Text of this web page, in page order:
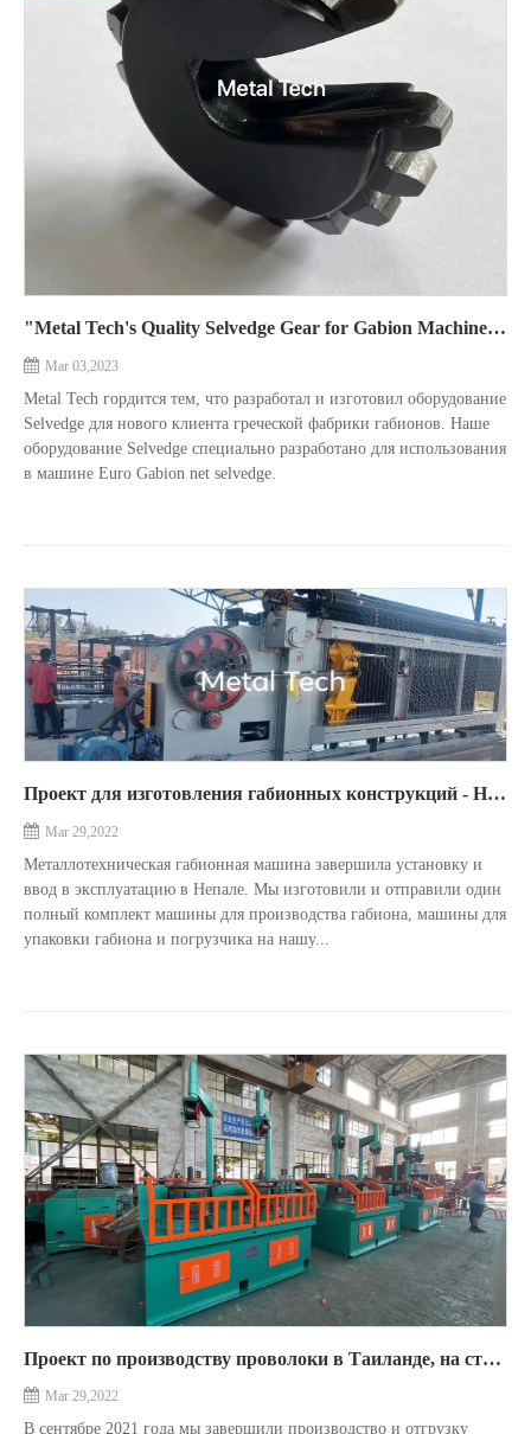
"Metal Tech's Quality Selvedge Gear for Gabion Machines Earns Trust of Greek Factory Client" "Качественное кромочное оборудование Metal Tech для габионных машин завоевало доверие греческого заводского клиента."
Mar 03,2023
Metal Tech гордится тем, что разработал и изготовил оборудование
Selvedge для нового клиента греческой фабрики габионов. Наше
оборудование Selvedge специально разработано для использования
в машине Euro Gabion net selvedge.
Проект для изготовления габионных конструкций - Непал.
Mar 29,2022
Металлотехническая габионная машина завершила установку и
ввод в эксплуатацию в Непале. Мы изготовили и отправили один
полный комплект машины для производства габиона, машины для
упаковки габиона и погрузчика на нашу...
Проект по производству проволоки в Таиланде, на станке для волочения проволоки.
Mar 29,2022
В сентябре 2021 года мы завершили производство и отгрузку